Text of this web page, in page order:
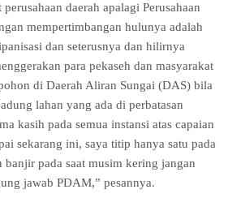
daerah apalagi Perusahaan
mempertimbangan hulunya adalah
dan seterusnya dan hilirnya
para pekaseh dan masyarakat
di Daerah Aliran Sungai (DAS) bila
lahan yang ada di perbatasan
kasih pada semua instansi atas capaian
sekarang ini, saya titip hanya satu pada
banjir pada saat musim kering jangan
jawab PDAM,” pesannya.